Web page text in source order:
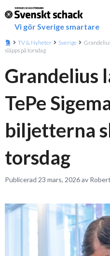
Vi gör Sverige smartare
TV & Nyheter Sverige
släpps på torsdag
Grandelius
TePe
biljetterna
torsdag
Publicerad 23 mars, 2026 av